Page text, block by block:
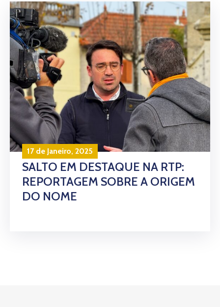
17 de Janeiro, 2025
SALTO EM DESTAQUE NA RTP:
REPORTAGEM SOBRE A ORIGEM
DO NOME